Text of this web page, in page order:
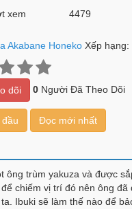
xem 4479
Akabane Honeko Xếp hạng:
dõi 0Người Đã Theo Dõi
Đọc mới nhất
ông trùm yakuza và được
chiếm vị trí đó nên ông đã
Ibuki sẽ làm thế nào để